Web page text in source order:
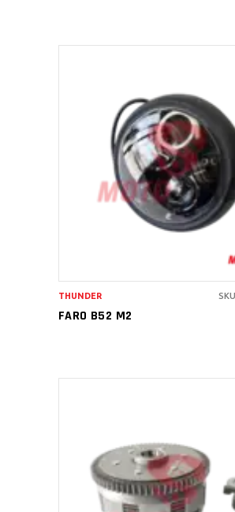
AÑADIR AL CARRITO
FARO B52 M2
THUNDER
AÑADIR AL CARRITO